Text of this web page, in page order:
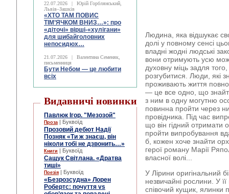
22.07.2026 |
Юрій Горблянський,
Львів–Зашків
«ХТО ТАМ ПОВИС
ТІМ’ЯЧКОМ ВНИЗ…»: про
«діточі» вірші-«хулігани»
для шибайголовних
непосидюх…
21.07.2026 |
Валентина Семеняк,
письменниця
Бути Небом ― це любити
всіх
Видавничі новинки
Павлюк Ігор. "Мезозой"
Проза | Буквоїд
Прозовий дебют Надії
Позняк «Ти ж знаєш, він
ніколи тобі не дзвонить…»
Книги | Буквоїд
Сащук Світлана. «Дратва
тиші»
Поезія | Буквоїд
«Безрозсудна» Лорен
Робертс: почуття vs
Людина, яка відшукає
долі у повному сенсі
владні жодні людські
вони отримують усю
духовну міць задля
розгубитися. Люди, які
проживають життя
— це все одно, що
з ним в одну могутню
повинна пройти через
провідника. Під час
що він гідний отримати
пройти випробування
б, кожен хоче знайти
герої роману Марії
власної волі...
У Лірини оригінальний
незвичайні рослини. У
співочий кущик, ялинки